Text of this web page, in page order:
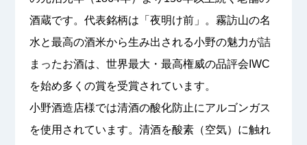
酒蔵です。代表銘柄は「夜明け前」。霧訪山の名
水と最高の酒米から生み出される小野の魅力が詰
まったお酒は、世界最大・最高権威の品評会IWC
を始め多くの賞を受賞されています。
小野酒造店様では清酒の酸化防止にアルゴンガス
を使用されています。清酒を酸素（空気）に触れ